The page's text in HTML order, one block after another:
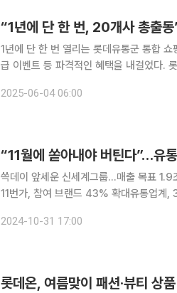
“1년에 단 한 번, 20개사 총출
1년에 단 한 번 열리는 롯데유통군 통합
급 이벤트 등 파격적인 혜택을 내걸었다. 롯데유통군은 5일부터 22일까지 ‘롯데레드페스티벌’을 개
긴 쇼핑 행사로 2023년 11월부터 시작했다
2025-06-04 06:00
“11월에 쏟아내야 버틴다”…유
쓱데이 앞세운 신세계그룹...매출 목표
11번가, 참여 브랜드 43% 확대유통업계, 3분기
내 주요 유통업체가 온·오프라인 할인전을
2024-10-31 17:00
롯데온, 여름맞이 패션·뷰티 상